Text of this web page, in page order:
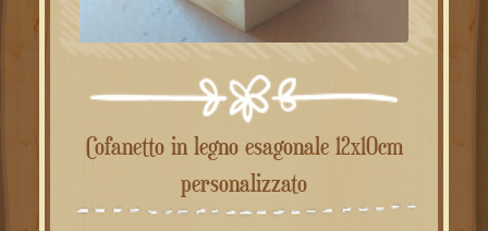
Cofanetto in legno esagonale 12x10cm
personalizzato